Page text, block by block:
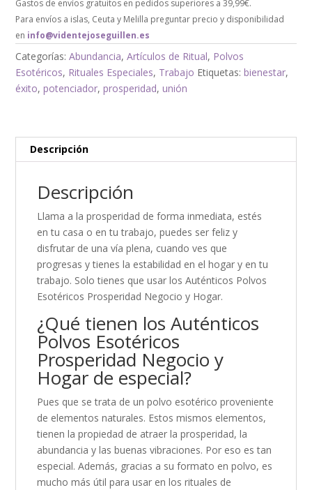
Gastos de envíos gratuitos en pedidos superiores a 39,99€.
Para envíos a islas, Ceuta y Melilla preguntar precio y disponibilidad
en info@videntejoseguillen.es
Categorías:Abundancia,Artículos de Ritual, Polvos
Esotéricos, Rituales Especiales, Trabajo Etiquetas:bienestar,
éxito,potenciador,prosperidad,unión
Descripción
Descripción
Llama a la prosperidad de forma inmediata, estés
en tu casa o en tu trabajo, puedes ser feliz y
disfrutar de una vía plena, cuando ves que
progresas y tienes la estabilidad en el hogar y en tu
trabajo. Solo tienes que usar los Auténticos Polvos
Esotéricos Prosperidad Negocio y Hogar.
¿Qué tienen los Auténticos
Polvos Esotéricos
Prosperidad Negocio y
Hogar de especial?
Pues que se trata de un polvo esotérico proveniente
de elementos naturales. Estos mismos elementos,
tienen la propiedad de atraer la prosperidad, la
abundancia y las buenas vibraciones. Por eso es tan
especial. Además, gracias a su formato en polvo, es
mucho más útil para usar en los rituales de